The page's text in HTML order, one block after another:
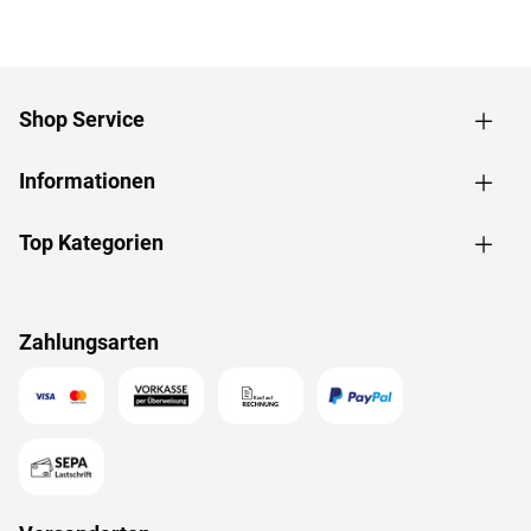
Shop Service
Informationen
Top Kategorien
Zahlungsarten